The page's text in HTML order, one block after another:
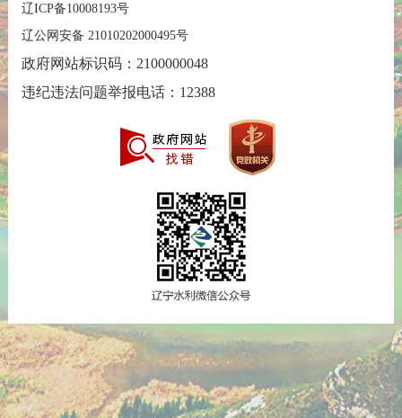
辽ICP备10008193号
辽公网安备 21010202000495号
政府网站标识码：2100000048
违纪违法问题举报电话：12388